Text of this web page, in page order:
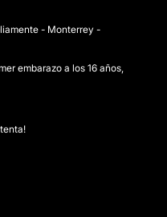
- Monterrey -
embarazo a los 16 años,